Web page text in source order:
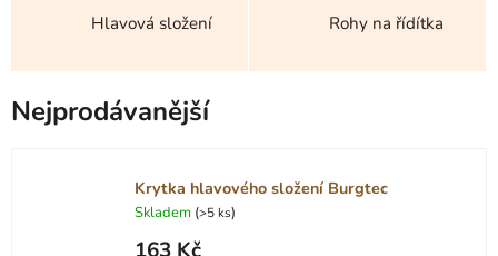
Hlavová složení Rohy na řídítka
Nejprodávanější
Krytka hlavového složení Burgtec
Skladem (>5 ks)